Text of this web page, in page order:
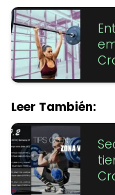
Leer También: